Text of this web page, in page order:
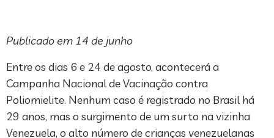
Publicado em 14 de junho
Entre os dias 6 e 24 de agosto, acontecerá a
Campanha Nacional de Vacinação contra
Poliomielite. Nenhum caso é registrado no Brasil há
29 anos, mas o surgimento de um surto na vizinha
Venezuela, o alto número de crianças venezuelanas